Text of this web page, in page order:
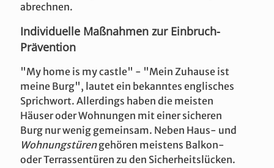
abrechnen.
Individuelle Maßnahmen zur Einbruch-
Prävention
"My home is my castle" - "Mein Zuhause ist
meine Burg", lautet ein bekanntes englisches
Sprichwort. Allerdings haben die meisten
Häuser oder Wohnungen mit einer sicheren
Burg nur wenig gemeinsam. Neben Haus- und
Wohnungstürengehören meistens Balkon-
oder Terrassentüren zu den Sicherheitslücken.